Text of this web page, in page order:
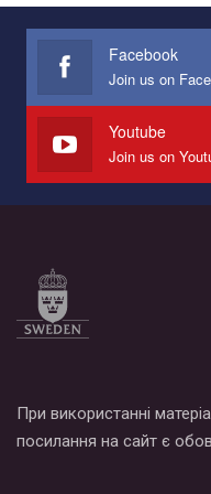
Facebook
Youtube
Join us on
При використанні
посилання на сайт є